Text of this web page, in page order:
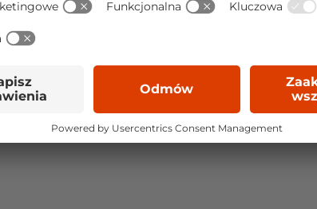
5900511348668